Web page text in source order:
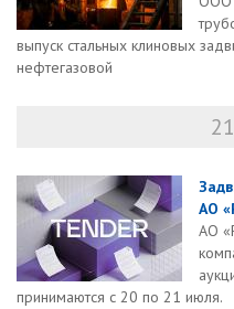
выпуск стальных клиновых
нефтегазовой
АО
АО
принимаются с 20 по 21 июля.